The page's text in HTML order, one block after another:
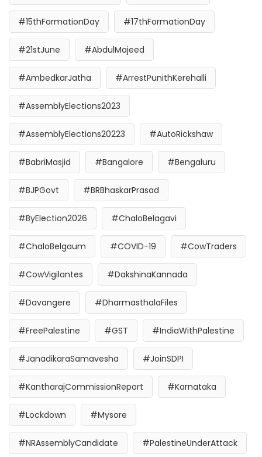
#15thFormationDay #17thFormationDay
#21stJune #AbdulMajeed
#AmbedkarJatha #ArrestPunithKerehalli
#AssemblyElections2023
#AssemblyElections20223 #AutoRickshaw
#BabriMasjid #Bangalore #Bengaluru
#BJPGovt #BRBhaskarPrasad
#ByElection2026 #ChaloBelagavi
#ChaloBelgaum #COVID-19 #CowTraders
#CowVigilantes #DakshinaKannada
#Davangere #DharmasthalaFiles
#FreePalestine #GST #IndiaWithPalestine
#JanadikaraSamavesha #JoinSDPI
#KantharajCommissionReport #Karnataka
#Lockdown #Mysore
#NRAssemblyCandidate #PalestineUnderAttack